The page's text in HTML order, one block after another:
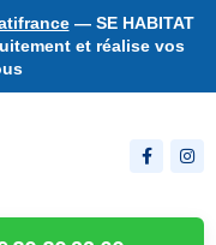
— SE HABITAT
et réalise vos